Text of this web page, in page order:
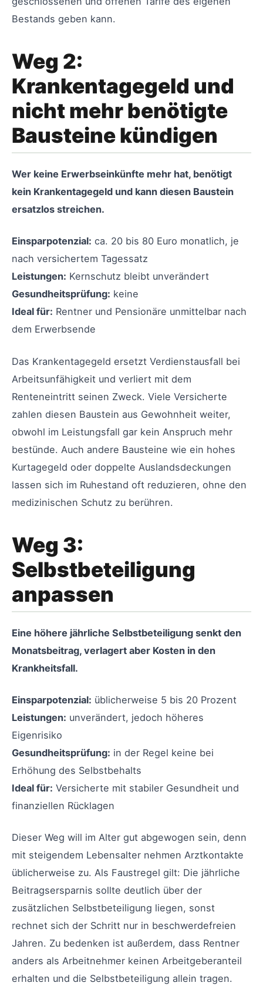
Bestands geben kann.
Weg 2:
Krankentagegeld und
nicht mehr benötigte
Bausteine kündigen
Wer keine Erwerbseinkünfte mehr hat, benötigt
kein Krankentagegeld und kann diesen Baustein
ersatzlos streichen.
Einsparpotenzial: ca. 20 bis 80 Euro monatlich, je
nach versichertem Tagessatz
Leistungen: Kernschutz bleibt unverändert
Gesundheitsprüfung: keine
Ideal für: Rentner und Pensionäre unmittelbar nach
dem Erwerbsende
Das Krankentagegeld ersetzt Verdienstausfall bei
Arbeitsunfähigkeit und verliert mit dem
Renteneintritt seinen Zweck. Viele Versicherte
zahlen diesen Baustein aus Gewohnheit weiter,
obwohl im Leistungsfall gar kein Anspruch mehr
bestünde. Auch andere Bausteine wie ein hohes
Kurtagegeld oder doppelte Auslandsdeckungen
lassen sich im Ruhestand oft reduzieren, ohne den
medizinischen Schutz zu berühren.
Weg 3:
Selbstbeteiligung
anpassen
Eine höhere jährliche Selbstbeteiligung senkt den
Monatsbeitrag, verlagert aber Kosten in den
Krankheitsfall.
Einsparpotenzial: üblicherweise 5 bis 20 Prozent
Leistungen: unverändert, jedoch höheres
Eigenrisiko
Gesundheitsprüfung: in der Regel keine bei
Erhöhung des Selbstbehalts
Ideal für: Versicherte mit stabiler Gesundheit und
finanziellen Rücklagen
Dieser Weg will im Alter gut abgewogen sein, denn
mit steigendem Lebensalter nehmen Arztkontakte
üblicherweise zu. Als Faustregel gilt: Die jährliche
Beitragsersparnis sollte deutlich über der
zusätzlichen Selbstbeteiligung liegen, sonst
rechnet sich der Schritt nur in beschwerdefreien
Jahren. Zu bedenken ist außerdem, dass Rentner
anders als Arbeitnehmer keinen Arbeitgeberanteil
erhalten und die Selbstbeteiligung allein tragen.